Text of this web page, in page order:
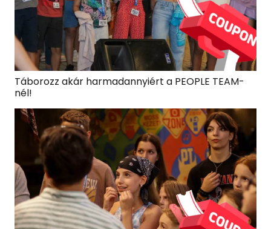
Táborozz akár harmadannyiért a PEOPLE TEAM-
nél!